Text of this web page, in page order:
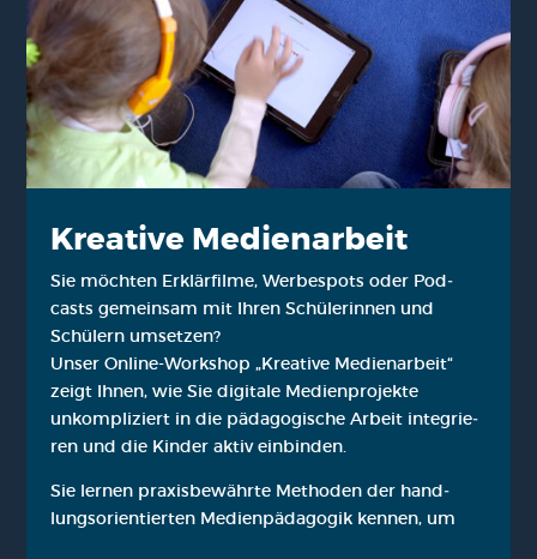
Krea­ti­ve Medi­en­ar­beit
Sie möch­ten Erklär­fil­me, Wer­be­spots oder Pod­
casts gemein­sam mit Ihren Schü­le­rin­nen und
Schü­lern umset­zen?
Unser Online-Work­shop „Krea­ti­ve Medi­en­ar­beit“
zeigt Ihnen, wie Sie digi­ta­le Medi­en­pro­jek­te
unkom­pli­ziert in die päd­ago­gi­sche Arbeit inte­grie­
ren und die Kin­der aktiv ein­bin­den.
Sie ler­nen pra­xis­be­währ­te Metho­den der hand­
lungs­ori­en­tier­ten Medi­en­päd­ago­gik ken­nen, um